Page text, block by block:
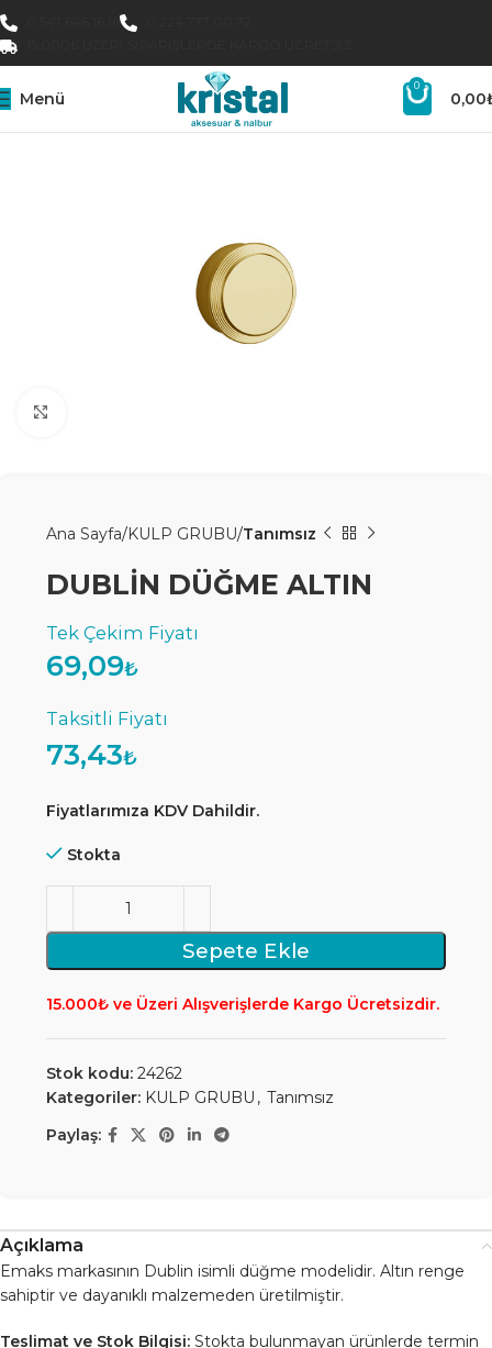
Menü
0
0,00
Ana Sayfa KULP GRUBU Tanımsız
DUBLİN DÜĞME ALTIN
69,09₺
73,43₺
Fiyatlarımıza KDV Dahildir.
Stokta
Sepete Ekle
15.000₺ ve Üzeri Alışverişlerde Kargo Ücretsizdir.
Stok kodu: 24262
Kategoriler: KULP GRUBU , Tanımsız
Paylaş:
Açıklama
Emaks markasının Dublin isimli düğme modelidir. Altın renge
sahiptir ve dayanıklı malzemeden üretilmiştir.
Teslimat ve Stok Bilgisi: Stokta bulunmayan ürünlerde termin